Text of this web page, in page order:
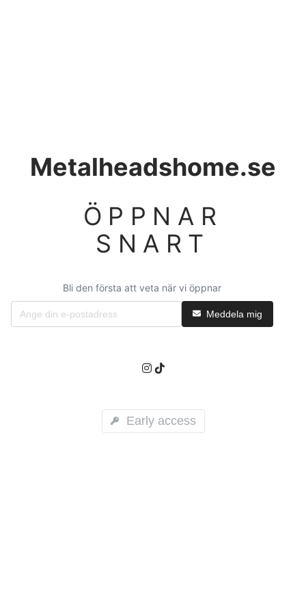
Metalheadshome.se
ÖPPNAR
SNART
Bli den första att veta när vi öppnar
Meddela mig
Early access